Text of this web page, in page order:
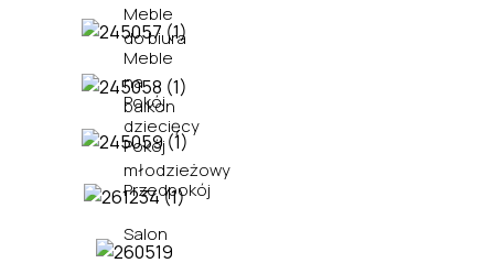
Meble
do biura
Meble
na
balkon
Pokój
dziecięcy
Pokój
młodzieżowy
Przedpokój
Salon